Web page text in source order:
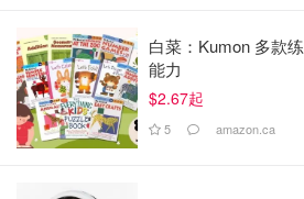
白菜：Kumon 多款
能力
$2.67起
5 amazon.ca